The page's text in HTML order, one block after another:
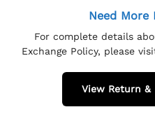
Need More
For complete details
Exchange Policy, please
View Return &